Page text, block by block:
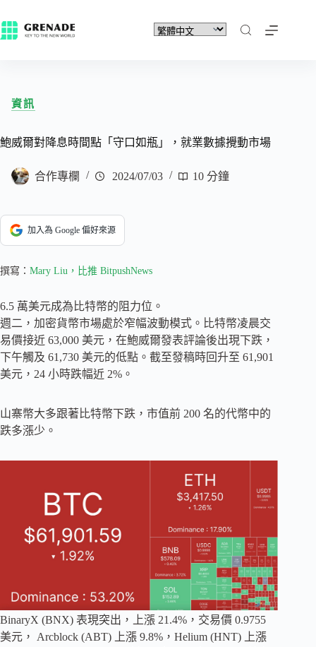
資訊
鮑威爾對降息時間點「守口如瓶」，就業數據攪動市場
合作專欄 2024/07/03 10 分鐘
加入為 Google 偏好來源
撰寫： Mary Liu，比推 BitpushNews
6.5 萬美元成為比特幣的阻力位。
週二，加密貨幣市場處於窄幅波動模式。比特幣凌晨交
易價接近 63,000 美元，在鮑威爾發表評論後出現下跌，
下午觸及 61,730 美元的低點。截至發稿時回升至 61,901
美元，24 小時跌幅近 2%。
山寨幣大多跟著比特幣下跌，市值前 200 名的代幣中的
跌多漲少。
BinaryX (BNX) 表現突出，上漲 21.4%，交易價 0.9755
美元， Arcblock (ABT) 上漲 9.8%，Helium (HNT) 上漲